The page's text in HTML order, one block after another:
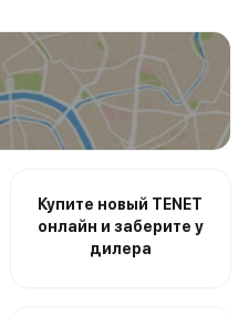
Купите новый TENET
онлайн и заберите у
дилера